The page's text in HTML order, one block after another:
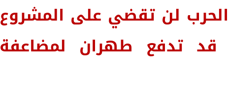
لن تقضي على المشروع
قد تدفع طهران لمضاعفة